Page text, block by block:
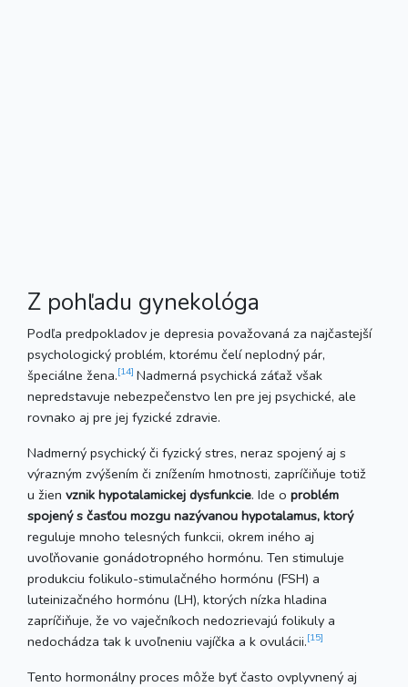
Z pohľadu gynekológa
Podľa predpokladov je depresia považovaná za najčastejší
psychologický problém, ktorému čelí neplodný pár,
špeciálne žena.[14] Nadmerná psychická záťaž však
nepredstavuje nebezpečenstvo len pre jej psychické, ale
rovnako aj pre jej fyzické zdravie.
Nadmerný psychický či fyzický stres, neraz spojený aj s
výrazným zvýšením či znížením hmotnosti, zapríčiňuje totiž
u žien vznik hypotalamickej dysfunkcie. Ide o problém
spojený s časťou mozgu nazývanou hypotalamus, ktorý
reguluje mnoho telesných funkcii, okrem iného aj
uvoľňovanie gonádotropného hormónu. Ten stimuluje
produkciu folikulo-stimulačného hormónu (FSH) a
luteinizačného hormónu (LH), ktorých nízka hladina
zapríčiňuje, že vo vaječníkoch nedozrievajú folikuly a
nedochádza tak k uvoľneniu vajíčka a k ovulácii.[15]
Tento hormonálny proces môže byť často ovplyvnený aj